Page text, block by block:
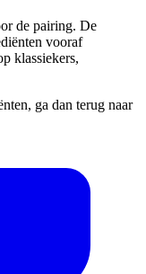
de pairing. De
vooraf
klassiekers,
ga dan terug naar